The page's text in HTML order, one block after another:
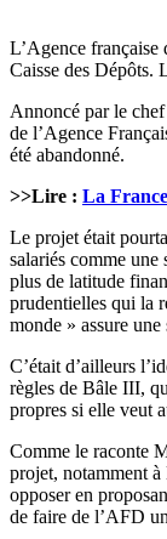
L’Agence française
Caisse des Dépôts.
Annoncé par le chef
de l’Agence
été abandonné.
>>Lire : La
Le projet était
salariés comme une
plus de latitude
prudentielles qui la
monde » assure
C’était d’ailleurs
règles de Bâle III,
propres si elle veut
Comme le raconte
projet, notamment
opposer en
de faire de l’AFD